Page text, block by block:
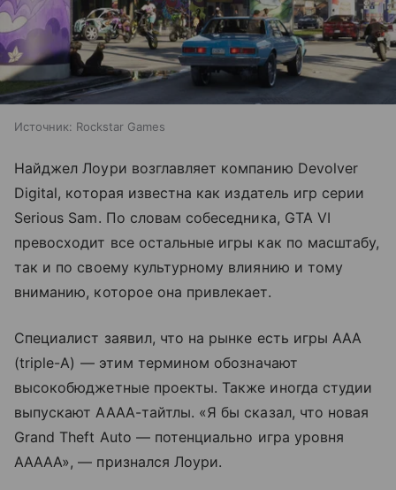
Источник: Rockstar Games
Найджел Лоури возглавляет компанию Devolver
Digital, которая известна как издатель игр серии
Serious Sam. По словам собеседника, GTA VI
превосходит все остальные игры как по масштабу,
так и по своему культурному влиянию и тому
вниманию, которое она привлекает.
Специалист заявил, что на рынке есть игры AAA
(triple-A) — этим термином обозначают
высокобюджетные проекты. Также иногда студии
выпускают AAAA-тайтлы. «Я бы сказал, что новая
Grand Theft Auto — потенциально игра уровня
AAAAA», — признался Лоури.